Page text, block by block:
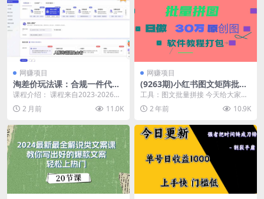
网赚项目
淘差价玩法课：合规一件代发
起店，1688拿货、数据化选
品、低价推广，新手稳健盈利
(更新6月
课程介绍： 课程来自2023-2026版
大猫淘差价课程。淘宝一件代发精
细化运营模...
2 月前 11.0K
网赚项目
(9263期)小红书图文矩阵批量
做图工具!日做几十万张原创
图,矩阵帮手
工具：图文批量拼接 今天给大家分
享一款自制图文批量拼接软件 市面
上有卖拼图软件,...
2 年前 10.9K